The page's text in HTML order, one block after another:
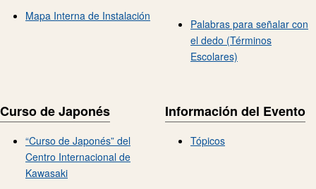
Mapa Interna de Instalación
Palabras para señalar con
el dedo (Términos
Escolares)
Curso de Japonés
“Curso de Japonés” del
Centro Internacional de
Kawasaki
Información del Evento
Tópicos